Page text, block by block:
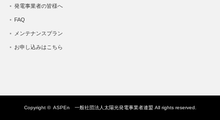
発電事業者の皆様へ
FAQ
メンテナンスプラン
お申し込みはこちら
Copyright © ASPEn 一般社団法人太陽光発電事業者連盟 All rights reserved.